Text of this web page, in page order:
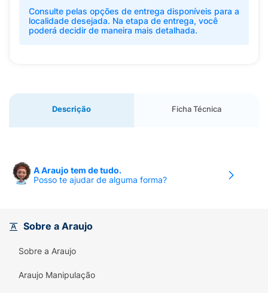
Consulte pelas opções de entrega disponíveis para a
localidade desejada. Na etapa de entrega, você
poderá decidir de maneira mais detalhada.
Descrição Ficha Técnica
A Araujo tem de tudo.
Posso te ajudar de alguma forma?
Sobre a Araujo
Sobre a Araujo
Araujo Manipulação